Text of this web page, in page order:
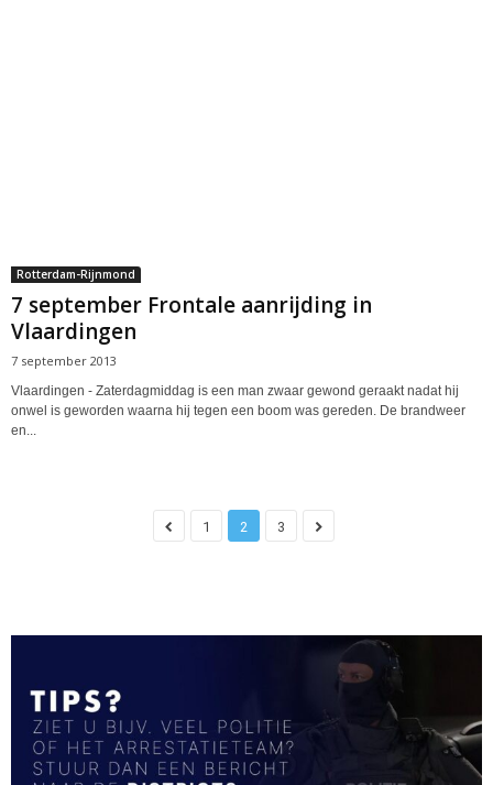
Rotterdam-Rijnmond
7 september Frontale aanrijding in
Vlaardingen
7 september 2013
Vlaardingen - Zaterdagmiddag is een man zwaar gewond geraakt nadat hij
onwel is geworden waarna hij tegen een boom was gereden. De brandweer
en...
1 2 3